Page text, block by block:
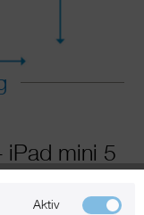
iPad mini 5
stand
Aktiv